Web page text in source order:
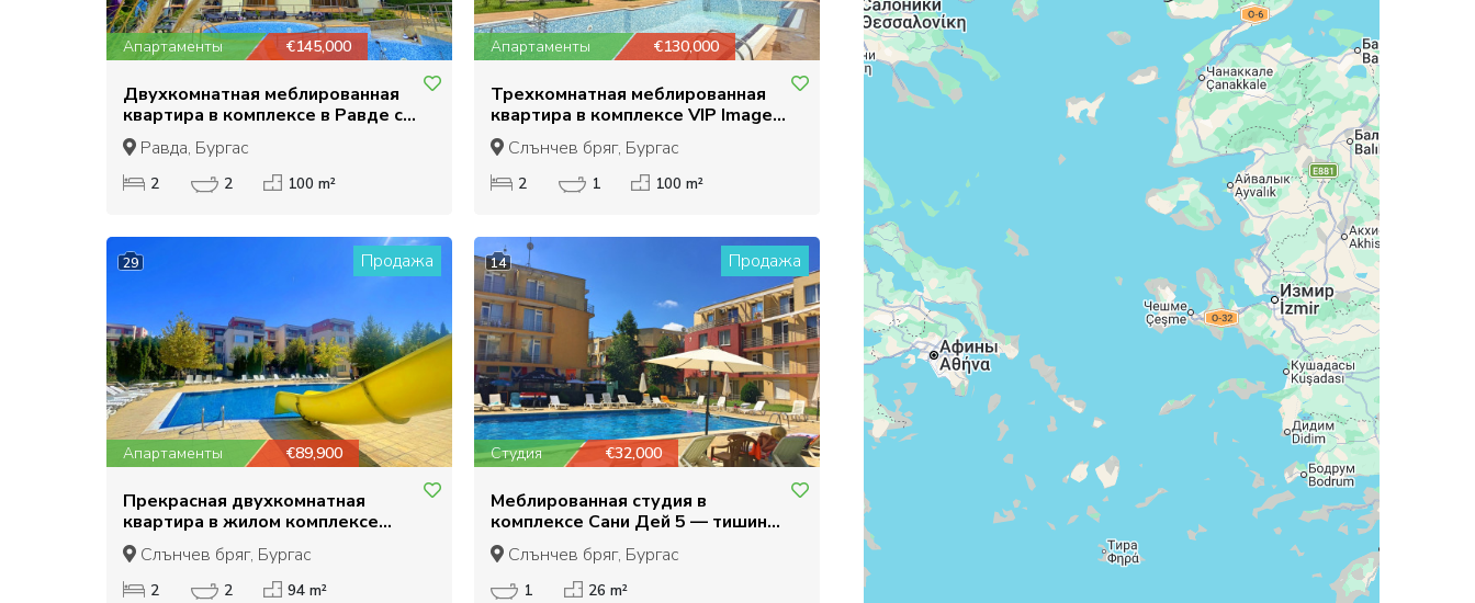
Апартаменты €145,000
Двухкомнатная меблированная
квартира в комплексе в Равде с
видом на море
Равда, Бургас
2 2 100 m²
Апартаменты €130,000
Трехкомнатная меблированная
квартира в комплексе VIP Image
в Солнечном Берегу
Слънчев бряг, Бургас
2 1 100 m²
29 Продажа
Апартаменты €89,900
Прекрасная двухкомнатная
квартира в жилом комплексе
Несебр Форт Клуб
Слънчев бряг, Бургас
2 2 94 m²
14 Продажа
Студия €32,000
Меблированная студия в
комплексе Сани Дей 5 — тишина
и комфорт рядом с Солнечным
Берегом!
Слънчев бряг, Бургас
1 26 m²